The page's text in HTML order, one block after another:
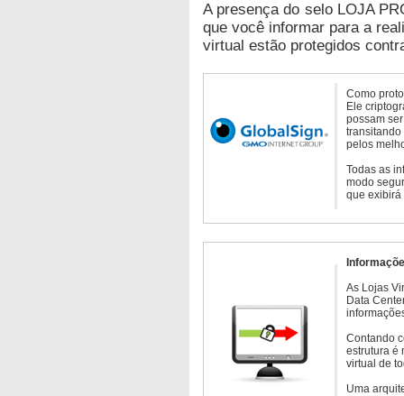
A presença do selo LOJA
que você informar para a
virtual estão protegidos
Como
Ele
possam
transitando
pelos
Todas as
modo
que exibirá
As Lojas
Data
Contando
estrutura é
virtual de
Uma